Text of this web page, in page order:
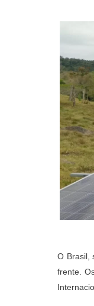
O Brasil,
frente.